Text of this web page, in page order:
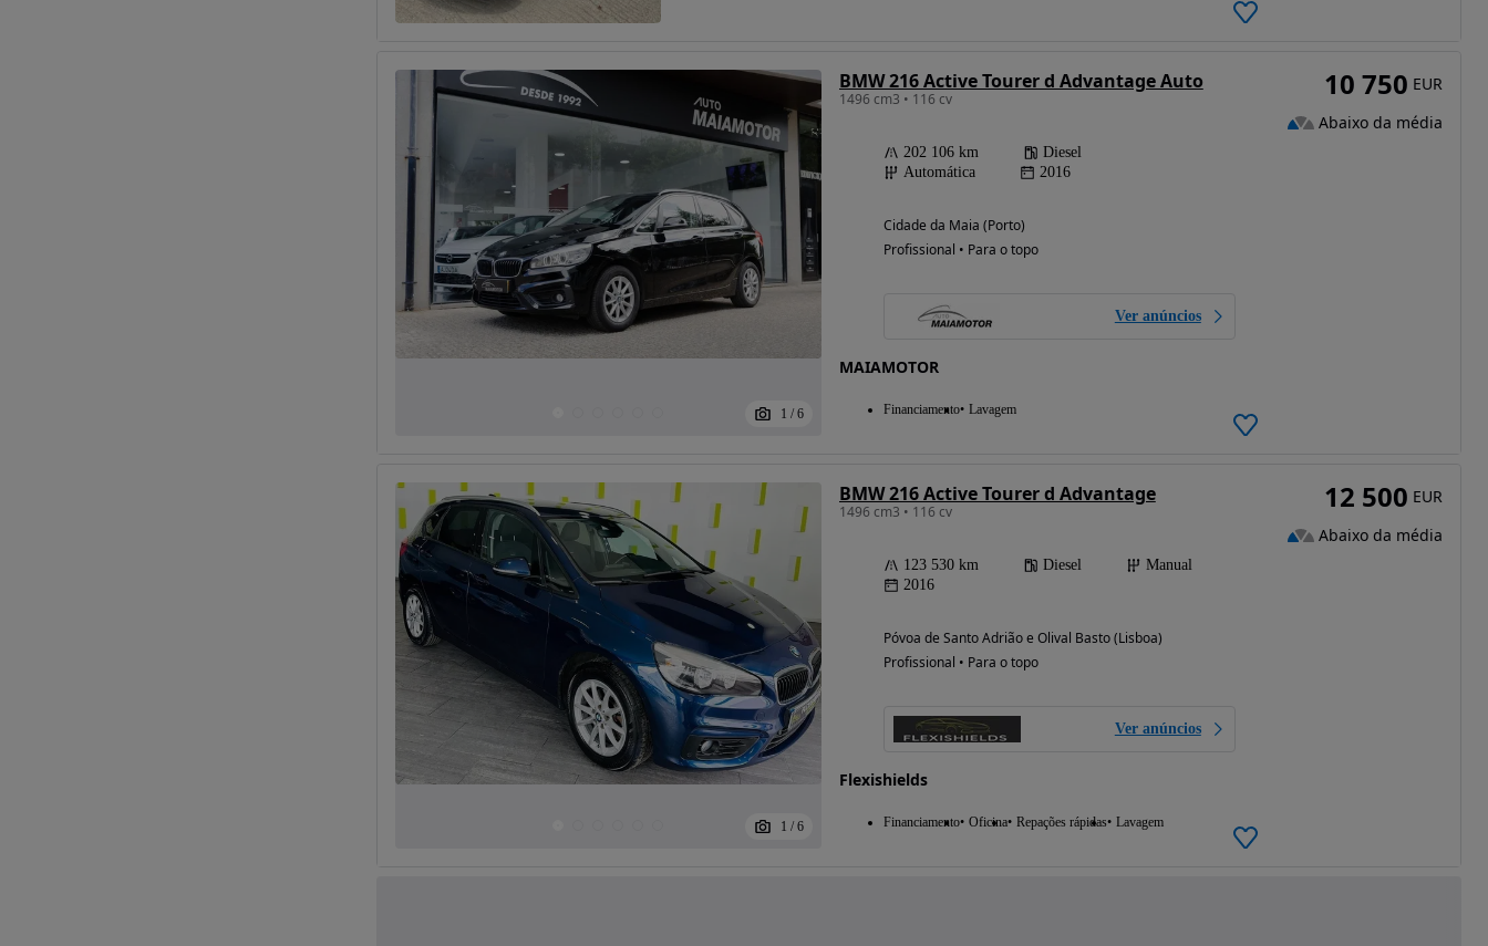
1 / 6
BMW 216 Active Tourer d Advantage Auto
1496 cm3 • 116 cv
202 106 km
Diesel
Automática
2016
Cidade da Maia (Porto)
Profissional • Para o topo
Ver anúncios
MAIAMOTOR
Financiamento Lavagem
10 750 EUR
Abaixo da média
1 / 6
BMW 216 Active Tourer d Advantage
1496 cm3 • 116 cv
123 530 km Diesel
Manual
2016
Póvoa de Santo Adrião e Olival Basto (Lisboa)
Profissional • Para o topo
Ver anúncios
Flexishields
Financiamento Oficina Repações rápidas Lavagem
12 500 EUR
Abaixo da média